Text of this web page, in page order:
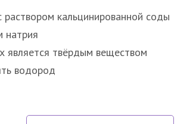
раствором кальцинированной соды
натрия
является твёрдым веществом
водород